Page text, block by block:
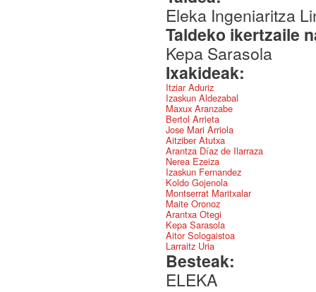
Eleka Ingeniaritza
Taldeko ikertzaile
Kepa Sarasola
Ixakideak:
Itziar Aduriz
Izaskun Aldezabal
Maxux Aranzabe
Bertol Arrieta
Jose Mari Arriola
Aitziber Atutxa
Arantza Díaz de Ilarraza
Nerea Ezeiza
Izaskun Fernandez
Koldo Gojenola
Montserrat Maritxalar
Maite Oronoz
Arantxa Otegi
Kepa Sarasola
Aitor Sologaistoa
Larraitz Uria
Besteak:
ELEKA